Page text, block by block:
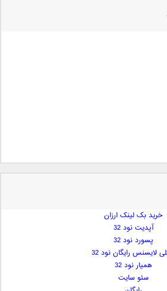
خرید بک لینک ارزان
آپدیت نود 32
پسورد نود 32
لایسنس رایگان نود 32
همیار نود 32
سئو سایت